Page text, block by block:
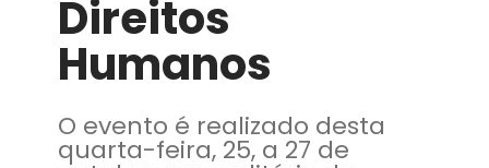
Direitos
Humanos
O evento é realizado desta
quarta-feira, 25, a 27 de